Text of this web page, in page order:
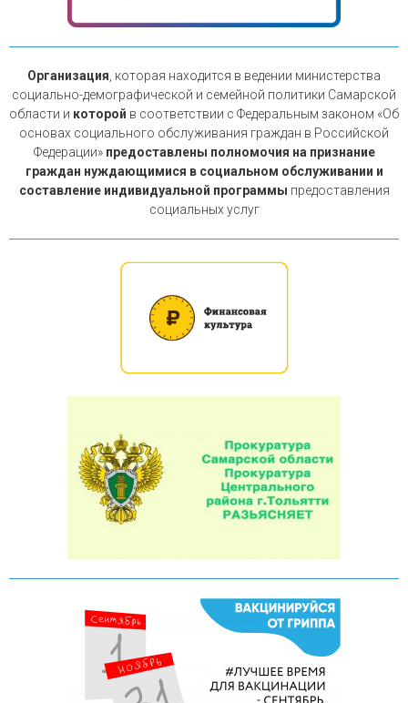
Организация , которая находится в ведении министерства
социально-демографической и семейной политики Самарской
области и которой в соответствии с Федеральным законом «Об
основах социального обслуживания граждан в Российской
Федерации» предоставлены полномочия на признание
граждан нуждающимися в социальном обслуживании и
составление индивидуальной программы предоставления
социальных услуг